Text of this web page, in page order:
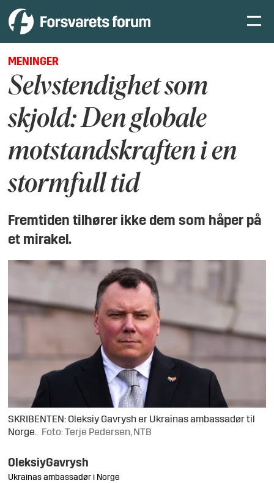
MENINGER
Selvstendighet som
skjold: Den globale
motstandskraften i en
stormfull tid
Fremtiden tilhører ikke dem som håper på
et mirakel.
SKRIBENTEN: Oleksiy Gavrysh er Ukrainas ambassadør til
Norge.
Foto: Terje Pedersen, NTB
OleksiyGavrysh
Ukrainas ambassadør i Norge